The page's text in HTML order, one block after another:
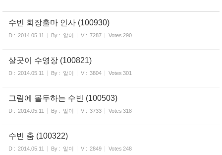
수빈 회장출마 인사 (100930)
D : 2014.05.11 By : 알이 V : 7287 Votes 290
살곳이 수영장 (100821)
D : 2014.05.11 By : 알이 V : 3804 Votes 301
그림에 몰두하는 수빈 (100503)
D : 2014.05.11 By : 알이 V : 3733 Votes 318
수빈 춤 (100322)
D : 2014.05.11 By : 알이 V : 2849 Votes 248